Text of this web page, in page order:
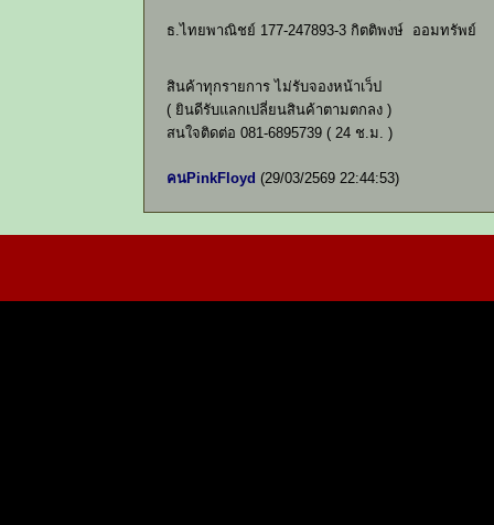
ธ.ไทยพาณิชย์ 177-247893-3 กิตติพงษ์ ออมทรัพย์
สินค้าทุกรายการ ไม่รับจองหน้าเว็ป
( ยินดีรับแลกเปลี่ยนสินค้าตามตกลง )
สนใจติดต่อ 081-6895739 ( 24 ช.ม. )
คนPinkFloyd (29/03/2569 22:44:53)